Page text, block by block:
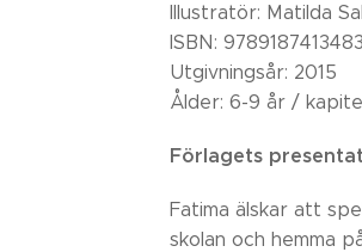
Illustratör: Matilda
ISBN: 9789187413483
Utgivningsår: 2015
Ålder: 6-9 år /
Förlagets
Fatima älskar att
skolan och hemma